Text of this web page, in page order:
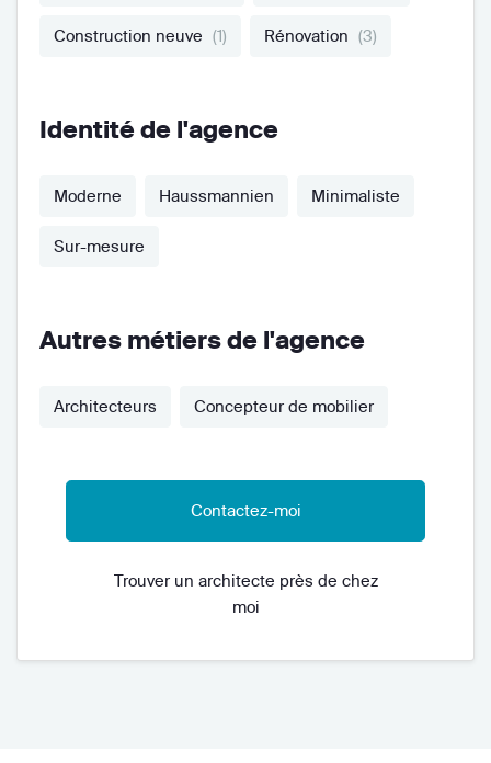
Construction neuve (1) Rénovation (3)
Identité de l'agence
Moderne Haussmannien Minimaliste
Sur-mesure
Autres métiers de l'agence
Architecteurs Concepteur de mobilier
Contactez-moi
Trouver un architecte près de chez
moi